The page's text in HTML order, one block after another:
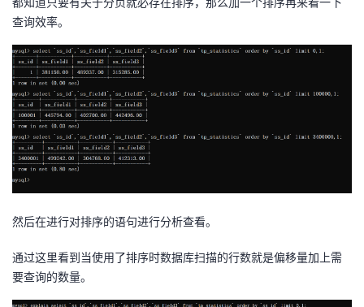
查询效率。
然后在进行对排序的语句进行分析查看。
通过这里看到当使用了排序时数据库扫描的行数就是偏移量加上需
要查询的数量。